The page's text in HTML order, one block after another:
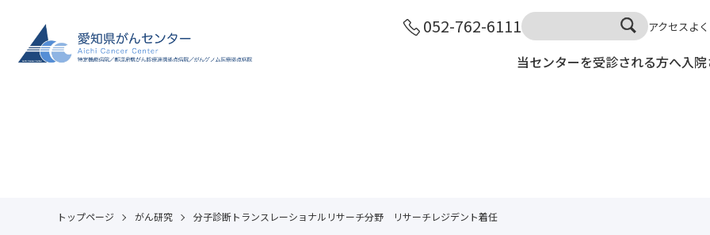
052-762-6111 アクセス よ
当センターを受診される方へ入
トップページ がん研究 分子診断トランスレーショナルリサーチ分野 リサーチレジデント着任